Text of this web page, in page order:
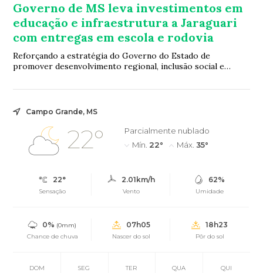
Governo de MS leva investimentos em
educação e infraestrutura a Jaraguari
com entregas em escola e rodovia
Reforçando a estratégia do Governo do Estado de
promover desenvolvimento regional, inclusão social e
Campo Grande, MS
22°
Parcialmente nublado
Mín. 22° Máx. 35°
22°
Sensação
2.01km/h
Vento
62%
Umidade
0% (0mm)
Chance de chuva
07h05
Nascer do sol
18h23
Pôr do sol
DOM SEG TER QUA QUI